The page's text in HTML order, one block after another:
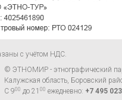
с учётом НДС.
© ЭТНОМИР - этнографический
Калужская область, Боровский
С 900 до 21 00 ежедневно: +7 495